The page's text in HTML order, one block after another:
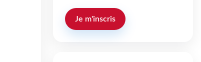
Je m'inscris